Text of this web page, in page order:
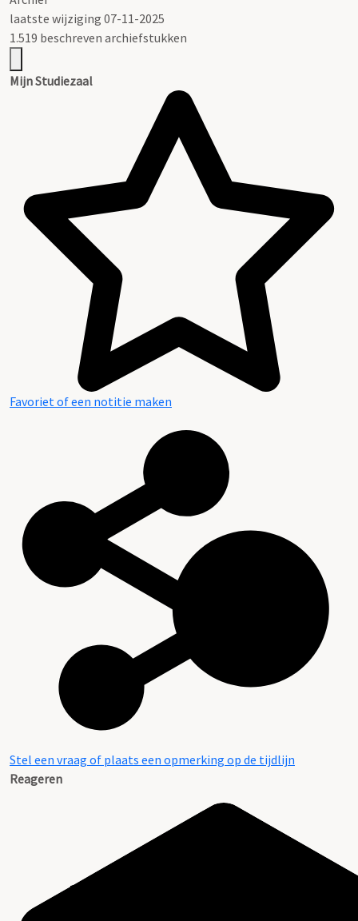
laatste wijziging 07-11-2025
1.519 beschreven archiefstukken
Mijn Studiezaal
Favoriet of een notitie maken
Stel een vraag of plaats een opmerking op de tijdlijn
Reageren